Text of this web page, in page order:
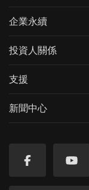
企業永續
投資人關係
支援
新聞中心